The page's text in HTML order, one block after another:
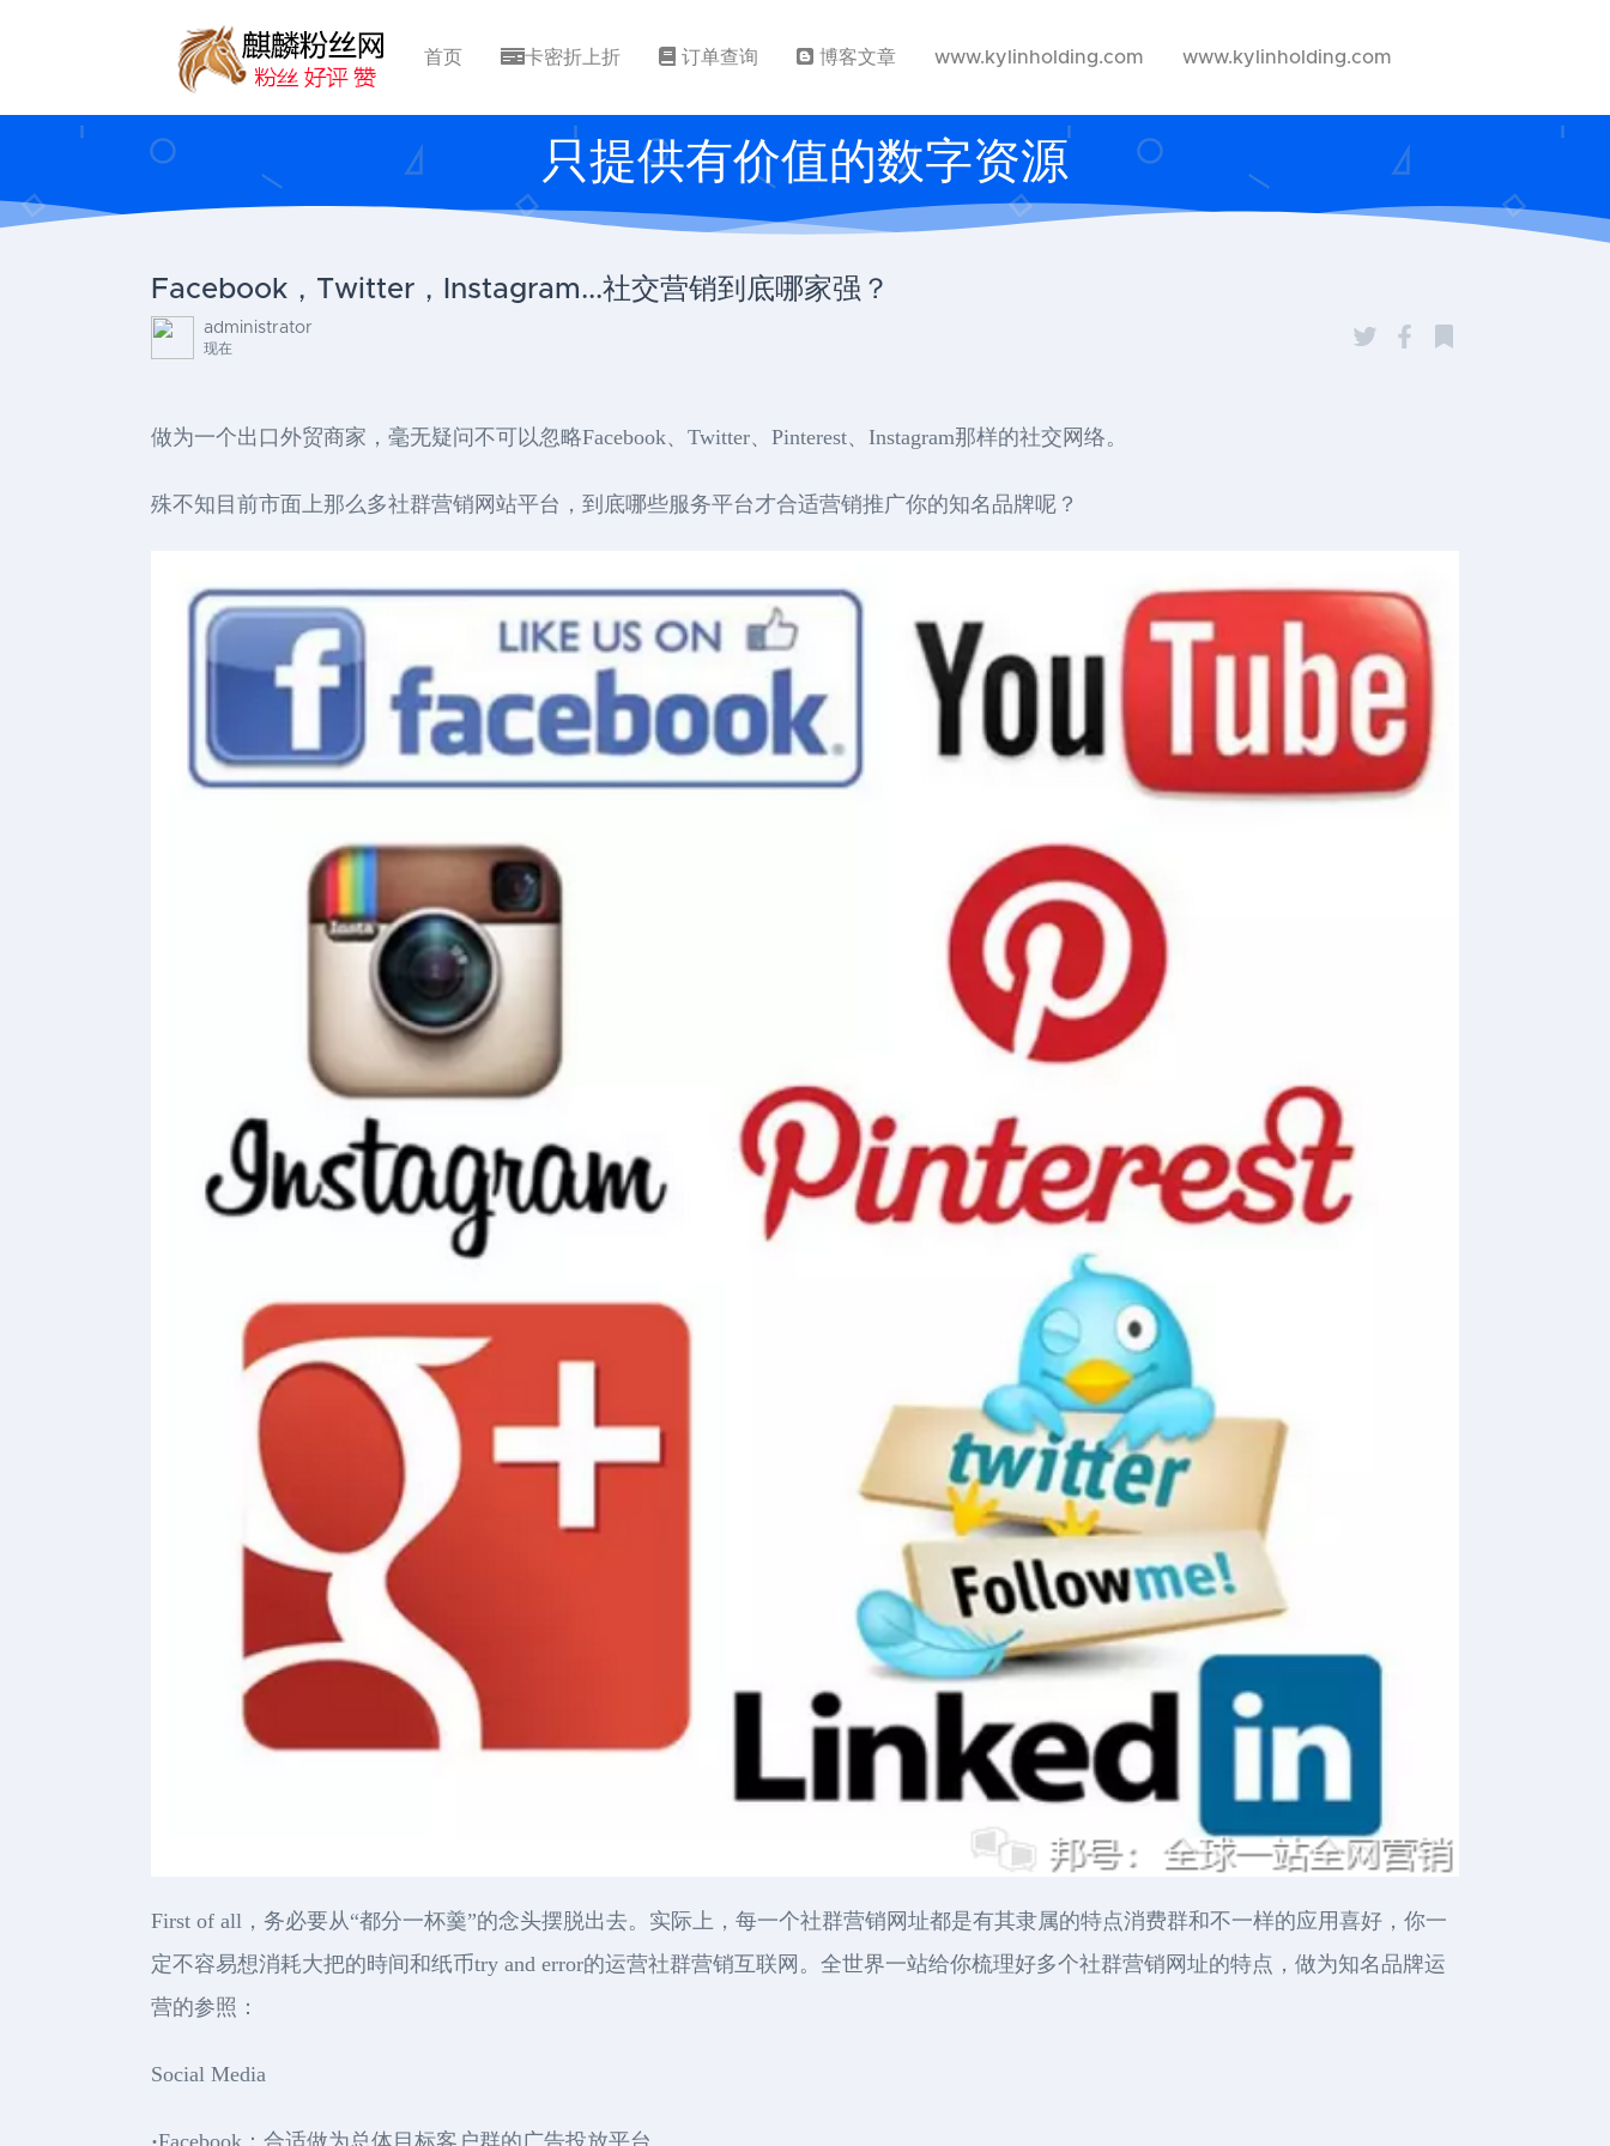
首页 卡密折上折 订单查询 博客文章 www.kylinholding.com www.kylinholding.com
只提供有价值的数字资源
Facebook，Twitter，Instagram...社交营销到底哪家强？
administrator
现在
做为一个出口外贸商家，毫无疑问不可以忽略Facebook、Twitter、Pinterest、Instagram那样的社交网络。
殊不知目前市面上那么多社群营销网站平台，到底哪些服务平台才合适营销推广你的知名品牌呢？
First of all，务必要从“都分一杯羹”的念头摆脱出去。实际上，每一个社群营销网址都是有其隶属的特点消费群和不一样的应用喜好，你一
定不容易想消耗大把的時间和纸币try and error的运营社群营销互联网。全世界一站给你梳理好多个社群营销网址的特点，做为知名品牌运
营的参照：
Social Media